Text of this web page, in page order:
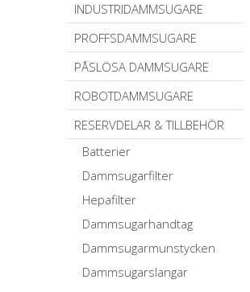
INDUSTRIDAMMSUGARE
PROFFSDAMMSUGARE
PÅSLÖSA DAMMSUGARE
ROBOTDAMMSUGARE
RESERVDELAR & TILLBEHÖR
Batterier
Dammsugarfilter
Hepafilter
Dammsugarhandtag
Dammsugarmunstycken
Dammsugarslangar